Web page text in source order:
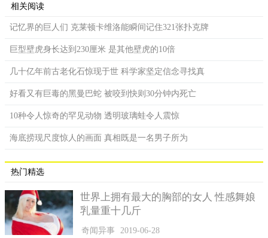
行军蚁常年都是群居在一起，外出捕猎的时候也是成群结
队。行军蚁是杂食性的动物，只要是可以被它们所食用的猎物，
它们都是不会放过的。
行军蚁最可怕的特点是，只要它们将猎物抓住，就会迅速用
相关阅读
记忆界的巨人们 克莱顿卡维洛能瞬间记住321张扑克牌
巨型壁虎身长达到230厘米 是其他壁虎的10倍
几十亿年前古老化石惊现于世 科学家坚定信念寻找真
好看又有巨毒的黑曼巴蛇 被咬到快则30分钟内死亡
10种令人惊奇的罕见动物 透明玻璃蛙令人震惊
海底捞现尺度惊人的画面 真相既是一名男子所为
热门精选
世界上拥有最大的胸部的女人 性感舞娘
乳量重十几斤
奇闻异事 2019-06-28